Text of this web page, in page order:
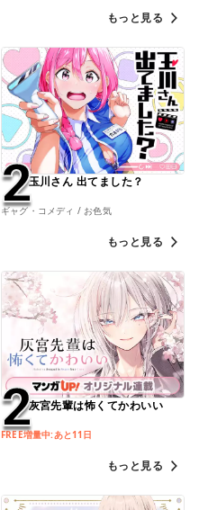
もっと見る
2
2玉川さん 出てました？
ギャグ・コメディ / お色気
もっと見る
2
2灰宮先輩は怖くてかわいい
FREE増量中:あと11日
もっと見る